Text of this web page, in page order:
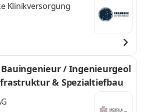
Klinikversorgung
/ Ingenieurgeol
& Spezialtiefbau